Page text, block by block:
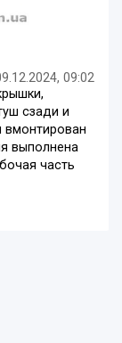
09:02
сзади и
вмонтирован
выполнена
часть